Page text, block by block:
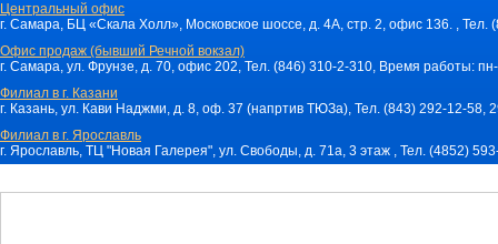
Центральный офис
г. Самара, БЦ «Скала Холл», Московское шоссе, д. 4А, стр. 2, офис 136. ,
Офис продаж (бывший Речной вокзал)
г. Самара, ул. Фрунзе, д. 70, офис 202, Тел. (846) 310-2-310, Время работы:
Филиал в г. Казани
г. Казань, ул. Кави Наджми, д. 8, оф. 37 (напртив ТЮЗа), Тел. (843) 292-12-
Филиал в г. Ярославль
г. Ярославль, ТЦ "Новая Галерея", ул. Свободы, д. 71a, 3 этаж , Тел. (4852)